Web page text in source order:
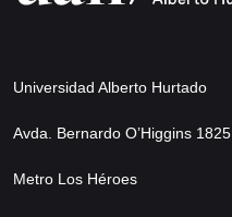
Universidad Alberto Hurtado
Avda. Bernardo O’Higgins 1825
Metro Los Héroes